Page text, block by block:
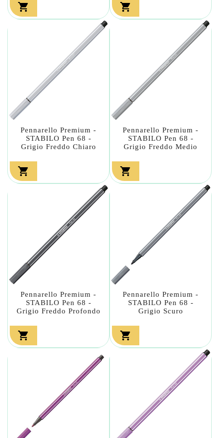
 
Pennarello Premium -
STABILO Pen 68 -
Grigio Freddo Chiaro

Pennarello Premium -
STABILO Pen 68 -
Grigio Freddo Medio

Pennarello Premium -
STABILO Pen 68 -
Grigio Freddo Profondo

Pennarello Premium -
STABILO Pen 68 -
Grigio Scuro
